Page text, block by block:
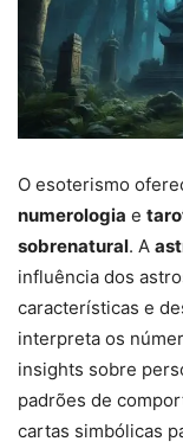
O esoterismo
numerologia e
sobrenatural. A
influência dos
características e
interpreta os
insights sobre
padrões de
cartas simbólicas